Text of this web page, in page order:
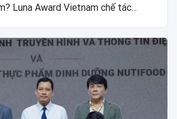
Luna Award Vietnam chế tác...